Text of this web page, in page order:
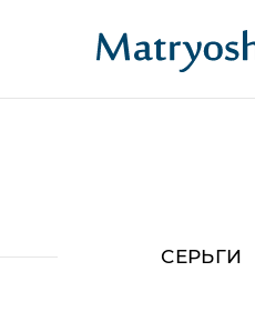
СЕРЬГИ